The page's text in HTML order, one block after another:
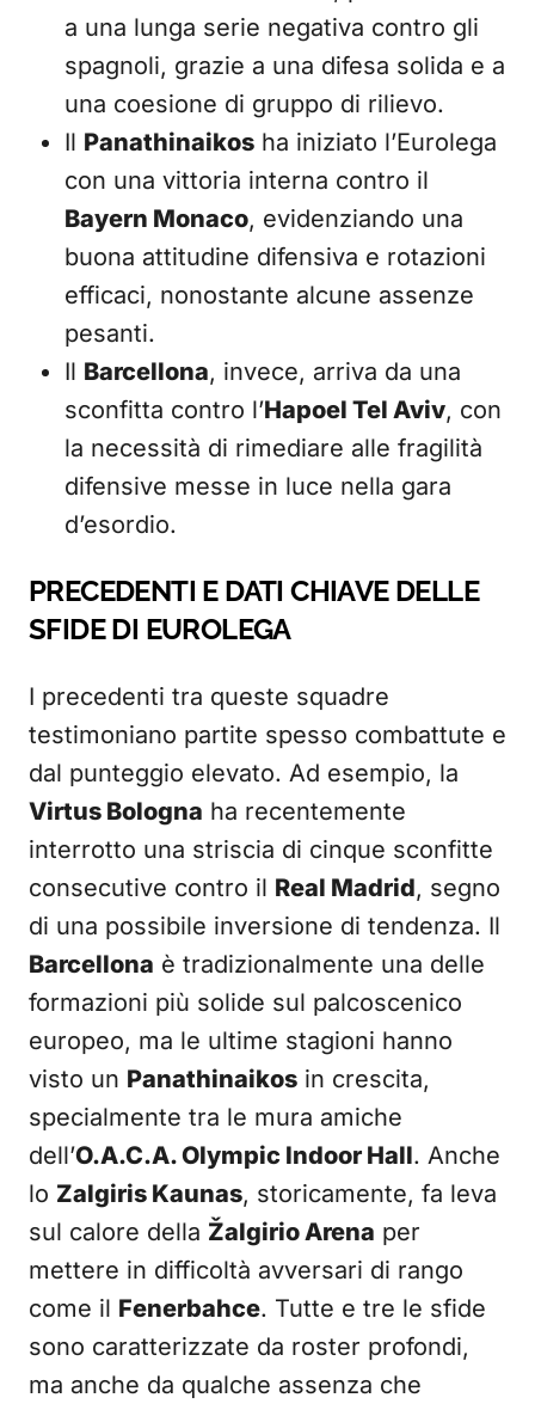
a una lunga serie negativa contro gli
spagnoli, grazie a una difesa solida e a
una coesione di gruppo di rilievo.
Il Panathinaikos ha iniziato l’Eurolega
con una vittoria interna contro il
Bayern Monaco, evidenziando una
buona attitudine difensiva e rotazioni
efficaci, nonostante alcune assenze
pesanti.
Il Barcellona, invece, arriva da una
sconfitta contro l’Hapoel Tel Aviv, con
la necessità di rimediare alle fragilità
difensive messe in luce nella gara
d’esordio.
PRECEDENTI E DATI CHIAVE DELLE
SFIDE DI EUROLEGA
I precedenti tra queste squadre
testimoniano partite spesso combattute e
dal punteggio elevato. Ad esempio, la
Virtus Bologna ha recentemente
interrotto una striscia di cinque sconfitte
consecutive contro il Real Madrid, segno
di una possibile inversione di tendenza. Il
Barcellona è tradizionalmente una delle
formazioni più solide sul palcoscenico
europeo, ma le ultime stagioni hanno
visto un Panathinaikos in crescita,
specialmente tra le mura amiche
dell’O.A.C.A. Olympic Indoor Hall. Anche
lo Zalgiris Kaunas, storicamente, fa leva
sul calore della Žalgirio Arena per
mettere in difficoltà avversari di rango
come il Fenerbahce. Tutte e tre le sfide
sono caratterizzate da roster profondi,
ma anche da qualche assenza che